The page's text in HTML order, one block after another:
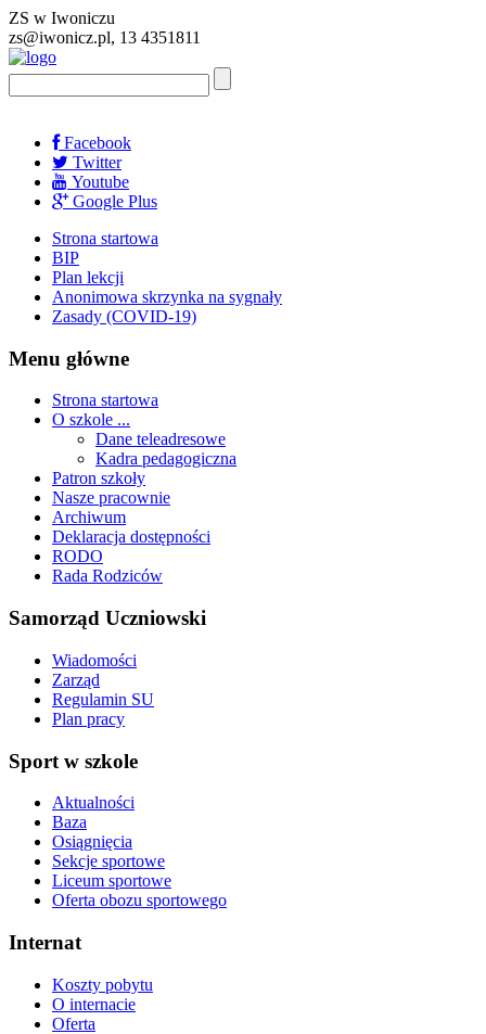
ZS w Iwoniczu
zs@iwonicz.pl, 13 4351811
Facebook
Twitter
Youtube
Google Plus
Strona startowa
BIP
Plan lekcji
Anonimowa skrzynka na sygnały
Zasady (COVID-19)
Menu główne
Strona startowa
O szkole ...
Dane teleadresowe
Kadra pedagogiczna
Patron szkoły
Nasze pracownie
Archiwum
Deklaracja dostępności
RODO
Rada Rodziców
Samorząd Uczniowski
Wiadomości
Zarząd
Regulamin SU
Plan pracy
Sport w szkole
Aktualności
Baza
Osiągnięcia
Sekcje sportowe
Liceum sportowe
Oferta obozu sportowego
Internat
Koszty pobytu
O internacie
Oferta